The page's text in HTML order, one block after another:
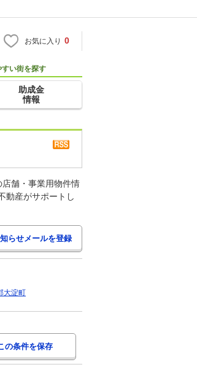
お気に入り 0
すい街を探す
助成金
情報
舗・事業用物件情
動産がサポートし
大淀町
の条件を保存